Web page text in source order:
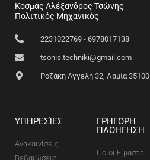
Κοσμάς Αλέξανδρος Τσώνης
Πολιτικός Μηχανικός
2231022769 - 6978017138
tsonis.techniki@gmail.com
Ροζάκη Αγγελή 32, Λαμία 35100
ΥΠΗΡΕΣΊΕΣ
Ανακαινίσεις
Βεβαιώσεις
ΓΡΗΓΟΡΗ
ΠΛΟΗΓΗΣΗ
Ποιοι Είμαστε